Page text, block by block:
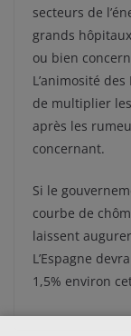
secteurs de
grands
ou bien
L’animosité
de multiplier
après les
concernant.
Si le
courbe de
laissent
L’Espagne
1,5% environ